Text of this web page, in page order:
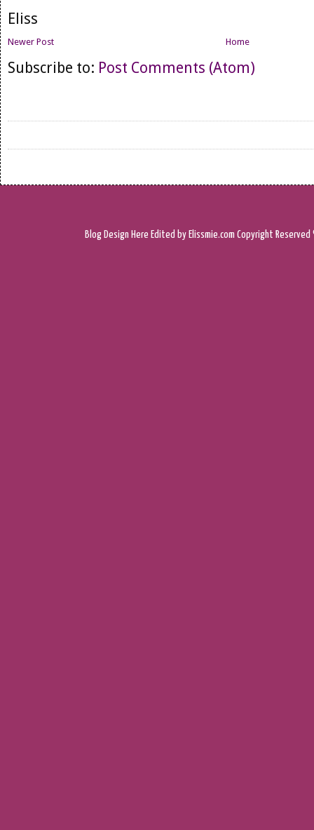
Eliss
Newer Post Home
Subscribe to: Post Comments (Atom)
Blog Design Here Edited by Elissmie.com Copyright Reserved